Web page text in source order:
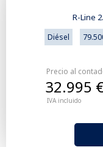
R-Line
Diésel
Precio al
IVA incluido
32.995